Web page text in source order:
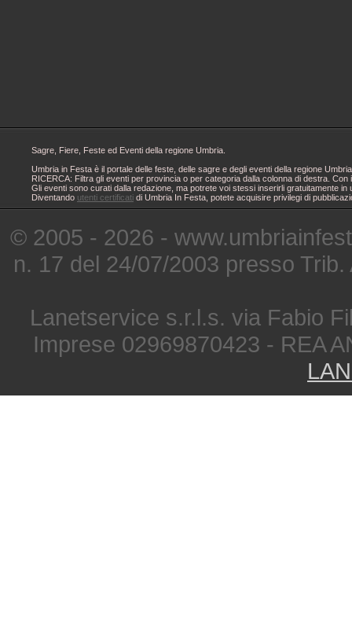
Sagre, Fiere, Feste ed Eventi della regione Umbria.
Umbria in Festa è il portale delle feste, delle sagre e degli eventi della regione
RICERCA: Filtra gli eventi per provincia o per categoria dalla colonna di destra.
Gli eventi sono curati dalla redazione, ma potrete voi stessi inserirli gratuitamente
Diventando utenti certificati di Umbria In Festa, potete acquisire privilegi di
© 2005 - 2026 -
n. 17 del 24/07/2003 presso
Lanetservice s.r.l.s. via Fabio
Imprese 02969870423 - REA